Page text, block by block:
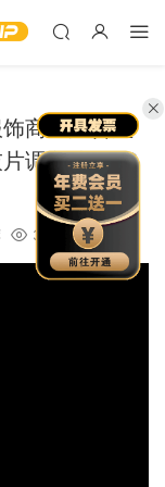
商业广告短
调色练习LO
3.16k